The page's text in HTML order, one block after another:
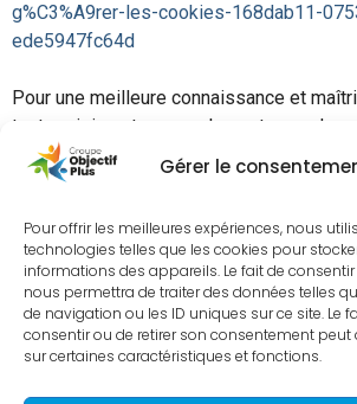
Gérer le
Pour offrir les meilleures expériences, nous
technologies telles que les cookies pour
informations des appareils. Le fait de
nous permettra de traiter des données telles
de navigation ou les ID uniques sur ce site. Le
consentir ou de retirer son consentement
sur certaines caractéristiques et fonctions.
g%C3%A9rer-les-cookies-168dab11-
ede5947fc64d
Pour une meilleure connaissance et
toute origine et pas seulement ceux de
l’Utilisateur et les Membres sont invités
Youronlinechoices, édité par l’Interactive
cette plate-forme et qui offrent la
d’accepter les Cookies utilisés par ces
adapter les informations de navigation
susceptibles d’être affichées sur le